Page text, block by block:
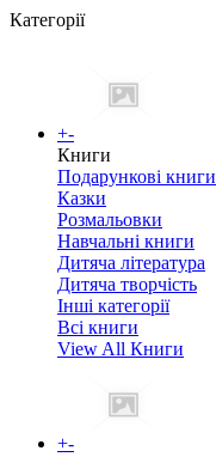
Категорії
+-
Книги
Подарункові книги
Казки
Розмальовки
Навчальні книги
Дитяча література
Дитяча творчість
Інші категорії
Всі книги
View All Книги
+-